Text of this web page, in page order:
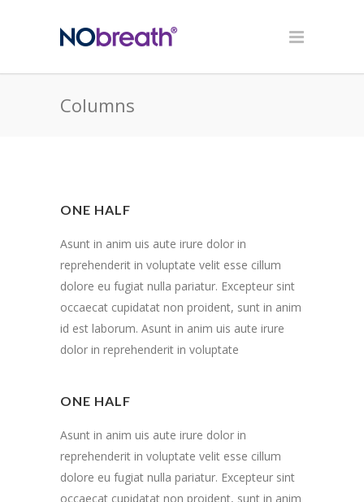
Columns
ONE HALF
Asunt in anim uis aute irure dolor in
reprehenderit in voluptate velit esse cillum
dolore eu fugiat nulla pariatur. Excepteur sint
occaecat cupidatat non proident, sunt in anim
id est laborum. Asunt in anim uis aute irure
dolor in reprehenderit in voluptate
ONE HALF
Asunt in anim uis aute irure dolor in
reprehenderit in voluptate velit esse cillum
dolore eu fugiat nulla pariatur. Excepteur sint
occaecat cupidatat non proident, sunt in anim